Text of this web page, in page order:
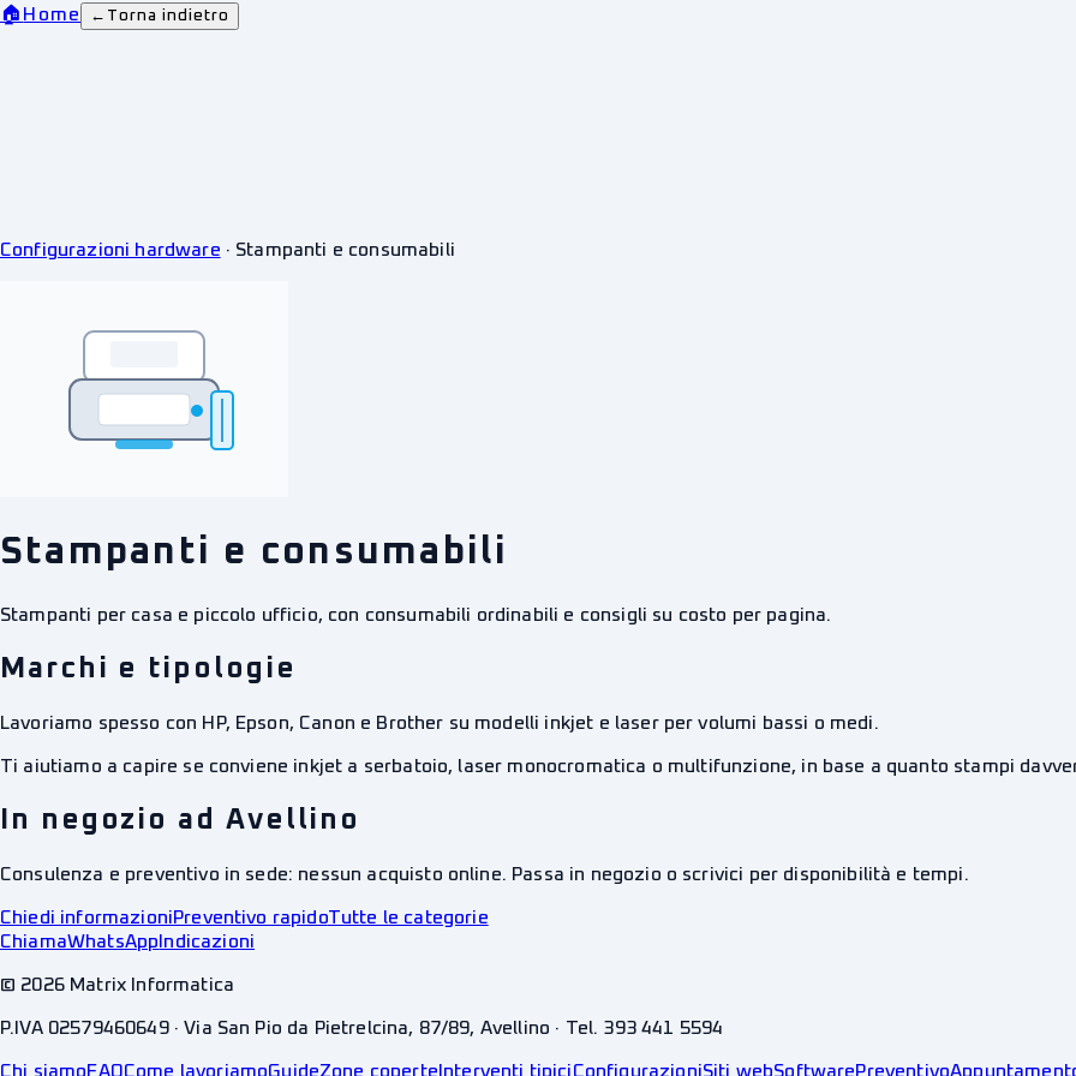
🏠 Home ← Torna indietro
Configurazioni hardware · Stampanti e consumabili
Stampanti e consumabili
Stampanti per casa e piccolo ufficio, con consumabili ordinabili e consigli su costo per pagina.
Marchi e tipologie
Lavoriamo spesso con HP, Epson, Canon e Brother su modelli inkjet e laser per volumi bassi o medi.
Ti aiutiamo a capire se conviene inkjet a serbatoio, laser monocromatica o multifunzione, in base a quanto stampi
In negozio ad Avellino
Consulenza e preventivo in sede: nessun acquisto online. Passa in negozio o scrivici per disponibilità e tempi.
Chiedi informazioniPreventivo rapidoTutte le categorie
ChiamaWhatsAppIndicazioni
© 2026Matrix Informatica
P.IVA 02579460649 · Via San Pio da Pietrelcina, 87/89, Avellino · Tel. 393 441 5594
Chi siamoFAQCome lavoriamoGuideZone coperteInterventi tipiciConfigurazioniSiti webSoftwarePreventivo